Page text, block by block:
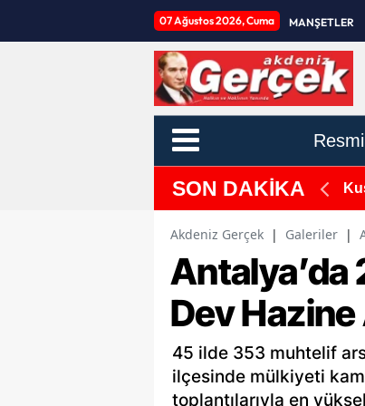
07 Ağustos 2026, Cuma MANŞETLER
SON DAKİKA
Akdeniz Gerçek | Galeriler |
Antalya’da
Dev
45 ilde 353 muhtelif
ilçesinde mülkiyeti
toplantılarıyla en